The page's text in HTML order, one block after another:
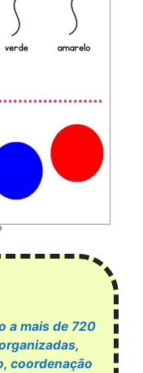
a mais de 720
coordenação